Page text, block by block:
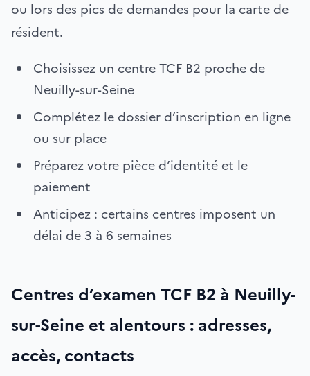
ou lors des pics de demandes pour la carte de
résident.
Choisissez un centre TCF B2 proche de
Neuilly-sur-Seine
Complétez le dossier d’inscription en ligne
ou sur place
Préparez votre pièce d’identité et le
paiement
Anticipez : certains centres imposent un
délai de 3 à 6 semaines
Centres d’examen TCF B2 à Neuilly-
sur-Seine et alentours : adresses,
accès, contacts